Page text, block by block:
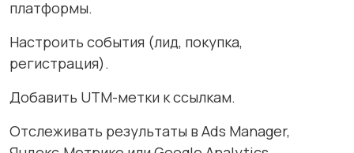
платформы.
Настроить события (лид, покупка,
регистрация).
Добавить UTM-метки к ссылкам.
Отслеживать результаты в Ads Manager,